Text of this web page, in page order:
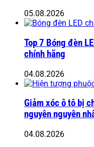
05.08.2026
Top 7 Bóng đèn
chính hãng
04.08.2026
Giảm xóc ô tô bị
nguyên nguyên
04.08.2026